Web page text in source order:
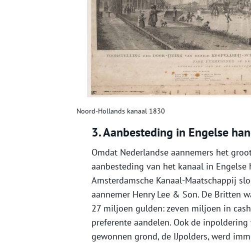
Noord-Hollands kanaal 1830
3. Aanbesteding in Engelse
Omdat Nederlandse aannemers het
aanbesteding van het kanaal in Engelse
Amsterdamsche Kanaal-Maatschappij
aannemer Henry Lee & Son. De Britten
27 miljoen gulden: zeven miljoen in
preferente aandelen. Ook de
gewonnen grond, de IJpolders, werd